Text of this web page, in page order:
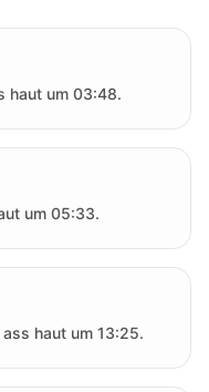
haut um 03:48.
um 05:33.
haut um 13:25.